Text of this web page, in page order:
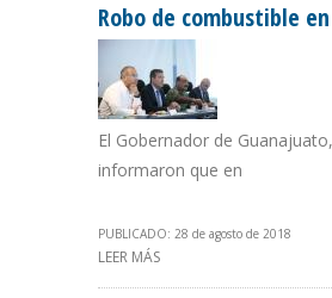
Robo de combustible
El Gobernador de
informaron que en
PUBLICADO: 28 de agosto de 2018
LEER MÁS